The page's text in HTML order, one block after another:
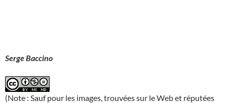
Serge Baccino
(Note : Sauf pour les images, trouvées sur le Web et réputées